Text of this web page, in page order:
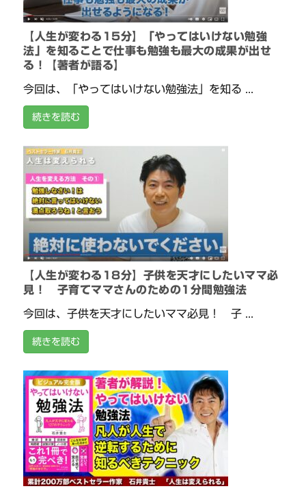
【人生が変わる15分】「やってはいけない勉強
法」を知ることで仕事も勉強も最大の成果が出せ
る！【著者が語る】
今回は、「やってはいけない勉強法」を知る ...
続きを読む
【人生が変わる18分】子供を天才にしたいママ必
見！ 子育てママさんのための1分間勉強法
今回は、子供を天才にしたいママ必見！ 子 ...
続きを読む